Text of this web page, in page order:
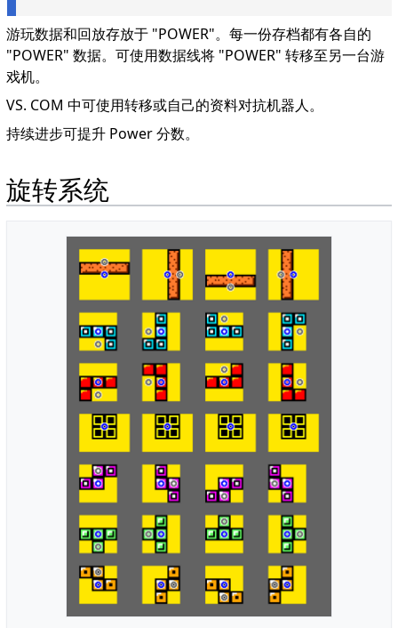
游玩数据和回放存放于 "POWER"。每一份存档都有各自的
"POWER" 数据。可使用数据线将 "POWER" 转移至另一台游
戏机。
VS. COM 中可使用转移或自己的资料对抗机器人。
持续进步可提升 Power 分数。
旋转系统